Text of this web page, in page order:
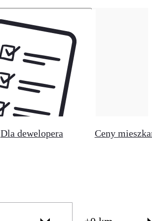
Dla dewelopera Ceny